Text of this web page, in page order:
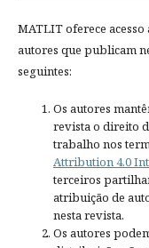
MATLIT oferece
autores que publicam
seguintes:
Os autores
revista o direito
trabalho nos
Attribution 4.0
terceiros
atribuição de
nesta revista.
Os autores